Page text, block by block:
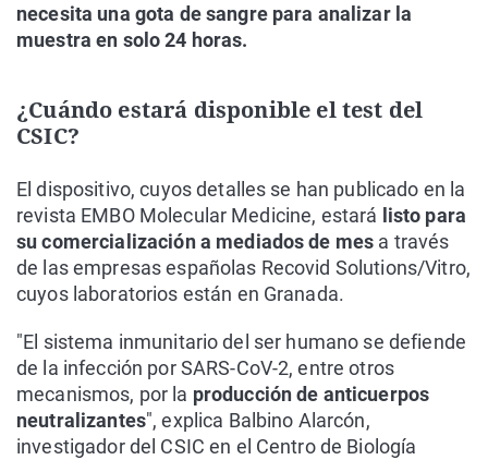
necesita una gota de sangre para analizar la
muestra en solo 24 horas.
¿Cuándo estará disponible el test del
CSIC?
El dispositivo, cuyos detalles se han publicado en la
revista EMBO Molecular Medicine, estará listo para
su comercialización a mediados de mes a través
de las empresas españolas Recovid Solutions/Vitro,
cuyos laboratorios están en Granada.
"El sistema inmunitario del ser humano se defiende
de la infección por SARS-CoV-2, entre otros
mecanismos, por la producción de anticuerpos
neutralizantes", explica Balbino Alarcón,
investigador del CSIC en el Centro de Biología